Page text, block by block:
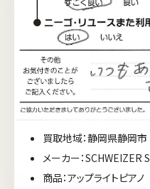
買取地域：静岡県静岡市
メーカー：SCHWEIZER
商品：アップライトピアノ